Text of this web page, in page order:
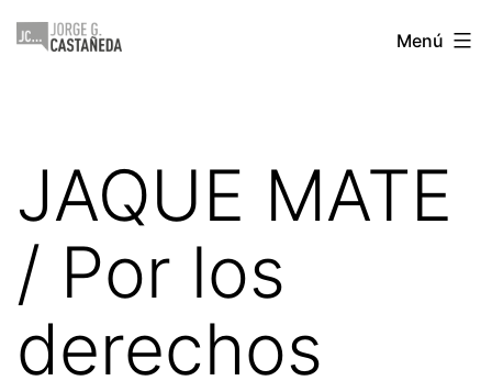
Saltar
Jorge
Menú
JAQUE MATE
/ Por los
derechos